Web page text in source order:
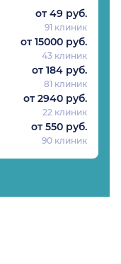
от 49 руб.
91 клиник
от 15000 руб.
43 клиник
от 184 руб.
81 клиник
от 2940 руб.
22 клиник
от 550 руб.
90 клиник